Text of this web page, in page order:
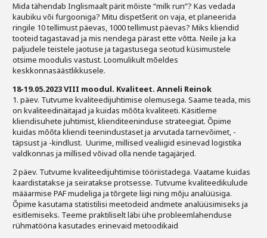
Mida tähendab Inglismaalt pärit mõiste “milk run”? Kas vedada
kaubiku või furgooniga? Mitu dispetšerit on vaja, et planeerida
ringile 10 tellimust päevas, 1000 tellimust päevas? Miks kliendid
tooteid tagastavad ja mis nendega pärast ette võtta. Neile ja ka
paljudele teistele jaotuse ja tagastusega seotud küsimustele
otsime moodulis vastust. Loomulikult mõeldes
keskkonnasäästlikkusele.
18-19.05.2023 VIII moodul. Kvaliteet. Anneli Reinok
1. päev. Tutvume kvaliteedijuhtimise olemusega. Saame teada, mis
on kvaliteedinäitajad ja kuidas mõõta kvaliteeti. Käsitleme
kliendisuhete juhtimist, klienditeeninduse strateegiat. Õpime
kuidas mõõta kliendi teenindustaset ja arvutada tarnevõimet, -
täpsust ja -kindlust. Uurime, millised vealiigid esinevad logistika
valdkonnas ja millised võivad olla nende tagajärjed.
2 päev. Tutvume kvaliteedijuhtimise tööriistadega. Vaatame kuidas
kaardistatakse ja seiratakse protsesse. Tutvume kvaliteedikulude
määarmise PAF mudeliga ja tõrgete liigi ning mõju analüüsiga.
Õpime kasutama statistilisi meetodeid andmete analüüsimiseks ja
esitlemiseks. Teeme praktiliselt läbi ühe probleemlahenduse
rühmatööna kasutades erinevaid metoodikaid